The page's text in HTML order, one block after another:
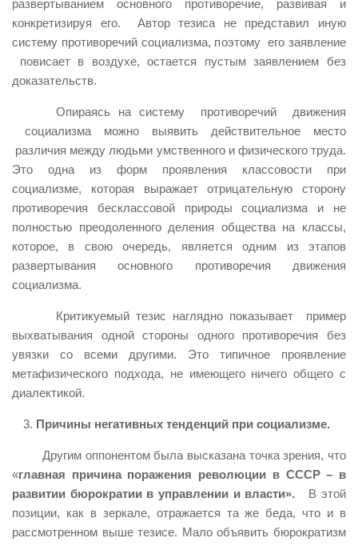
развертыванием основного противоречие, развивая и
конкретизируя его. Автор тезиса не представил иную
систему противоречий социализма, поэтому его заявление
повисает в воздухе, остается пустым заявлением без
доказательств.
Опираясь на систему противоречий движения
социализма можно выявить действительное место
различия между людьми умственного и физического труда.
Это одна из форм проявления классовости при
социализме, которая выражает отрицательную сторону
противоречия бесклассовой природы социализма и не
полностью преодоленного деления общества на классы,
которое, в свою очередь, является одним из этапов
развертывания основного противоречия движения
социализма.
Критикуемый тезис наглядно показывает пример
выхватывания одной стороны одного противоречия без
увязки со всеми другими. Это типичное проявление
метафизического подхода, не имеющего ничего общего с
диалектикой.
Причины негативных тенденций при социализме.
Другим оппонентом была высказана точка зрения, что
«главная причина поражения революции в СССР – в
развитии бюрократии в управлении и власти». В этой
позиции, как в зеркале, отражается та же беда, что и в
рассмотренном выше тезисе. Мало объявить бюрократизм